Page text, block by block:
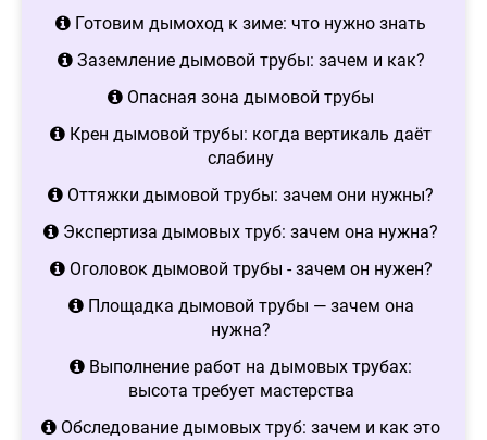
Готовим дымоход к зиме: что нужно знать
Заземление дымовой трубы: зачем и как?
Опасная зона дымовой трубы
Крен дымовой трубы: когда вертикаль даёт
слабину
Оттяжки дымовой трубы: зачем они нужны?
Экспертиза дымовых труб: зачем она нужна?
Оголовок дымовой трубы - зачем он нужен?
Площадка дымовой трубы — зачем она
нужна?
Выполнение работ на дымовых трубах:
высота требует мастерства
Обследование дымовых труб: зачем и как это